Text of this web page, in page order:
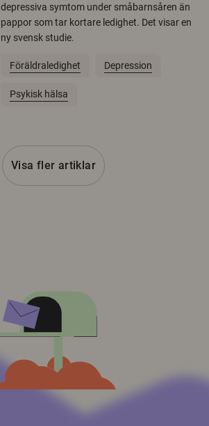
depressiva symtom under småbarnsåren än
pappor som tar kortare ledighet. Det visar en
ny svensk studie.
Föräldraledighet Depression
Psykisk hälsa
Visa fler artiklar